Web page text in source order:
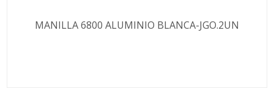
MANILLA 6800 ALUMINIO BLANCA-JGO.2UN